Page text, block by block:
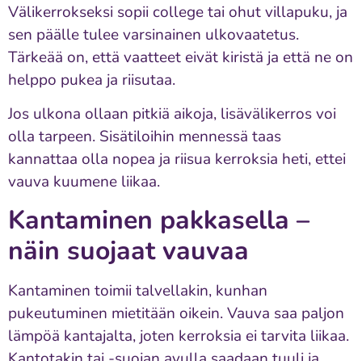
Välikerrokseksi sopii college tai ohut villapuku, ja
sen päälle tulee varsinainen ulkovaatetus.
Tärkeää on, että vaatteet eivät kiristä ja että ne on
helppo pukea ja riisutaa.
Jos ulkona ollaan pitkiä aikoja, lisävälikerros voi
olla tarpeen. Sisätiloihin mennessä taas
kannattaa olla nopea ja riisua kerroksia heti, ettei
vauva kuumene liikaa.
Kantaminen pakkasella –
näin suojaat vauvaa
Kantaminen toimii talvellakin, kunhan
pukeutuminen mietitään oikein. Vauva saa paljon
lämpöä kantajalta, joten kerroksia ei tarvita liikaa.